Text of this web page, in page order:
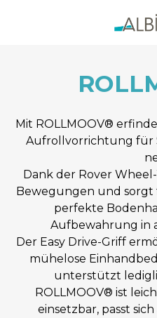
Mit ROLLMOOV®
Aufrollvorrichtung für
Dank der Rover
Bewegungen und sorgt
perfekte
Aufbewahrung in
Der Easy Drive-Griff
mühelose
unterstützt
ROLLMOOV® ist
einsetzbar, passt